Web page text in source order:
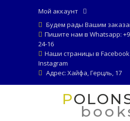
Мой аккаунт
Будем рады Вашим
Пишите нам в Whatsapp:
24-16
Наши страницы в Facebook
Instagram
Адрес: Хайфа, Герцль, 17